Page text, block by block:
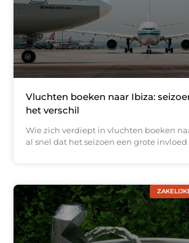
Vluchten boeken naar Ibiza:
het verschil
Wie zich verdiept in vluchten boeken
al snel dat het seizoen een grote invloed